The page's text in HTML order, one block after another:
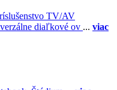
TV/AV
diaľkové ov ... viac